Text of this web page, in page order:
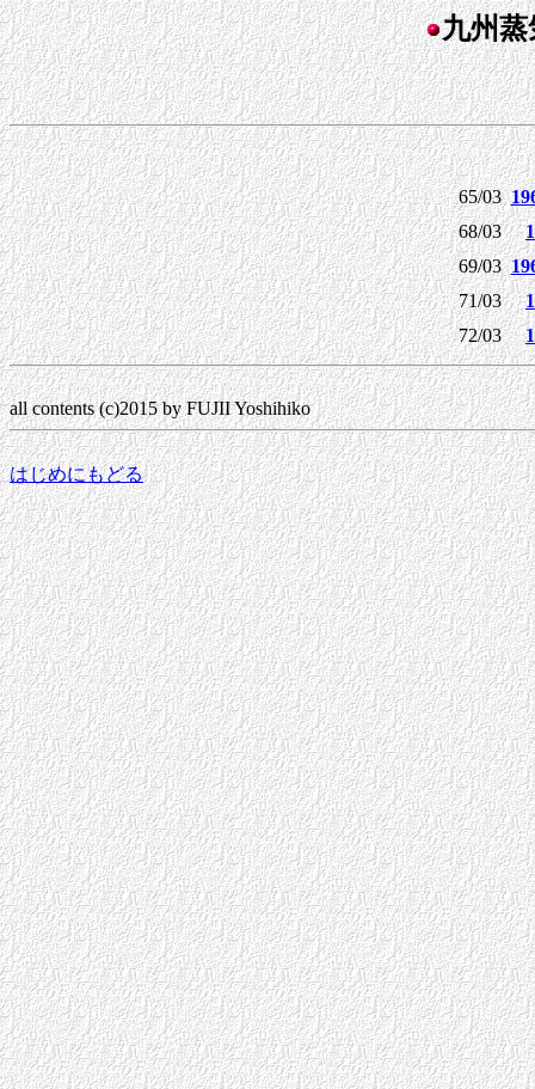
九州蒸
65/03
68/03
69/03
71/03
72/03
all contents (c)2015 by FUJII Yoshihiko
はじめにもどる